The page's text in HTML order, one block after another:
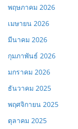
พฤษภาคม 2026
เมษายน 2026
มีนาคม 2026
กุมภาพันธ์ 2026
มกราคม 2026
ธันวาคม 2025
พฤศจิกายน 2025
ตุลาคม 2025